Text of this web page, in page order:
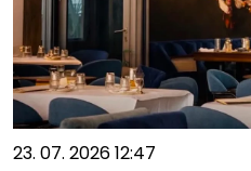
23. 07. 2026 12:47